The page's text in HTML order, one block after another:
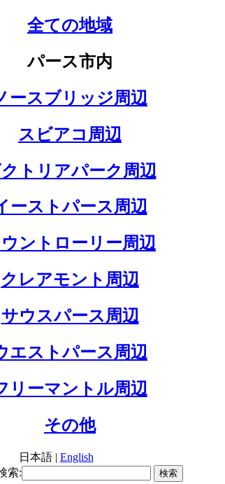
全ての地域
パース市内
ースブリッジ周辺
スビアコ周辺
クトリアパーク周辺
ーストパース周辺
ントローリー周辺
クレアモント周辺
サウスパース周辺
エストパース周辺
リーマントル周辺
その他
日本語 | English
索: